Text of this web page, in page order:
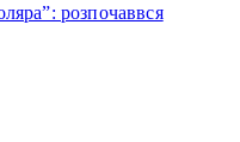
розпочаввся